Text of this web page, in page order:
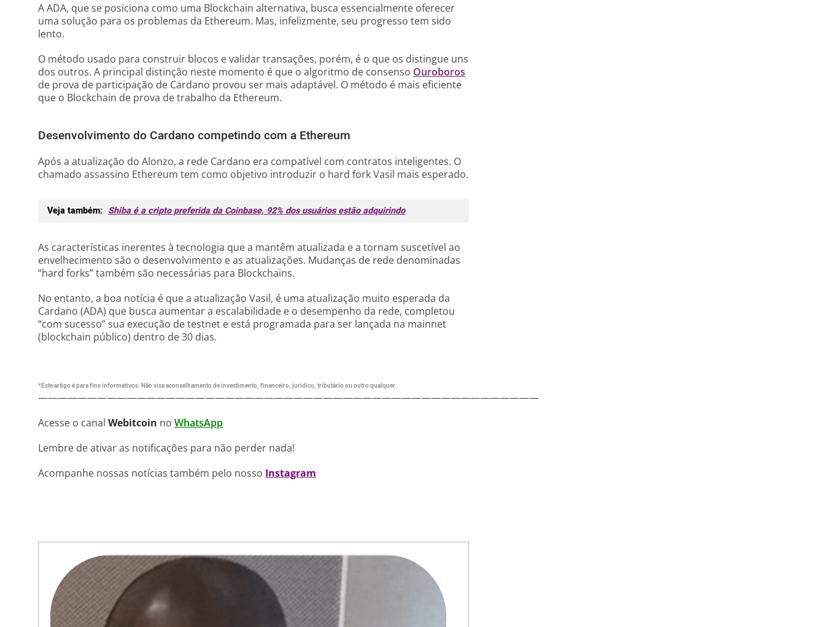
A ADA, que se posiciona como uma Blockchain alternativa, busca essencialmente oferecer
uma solução para os problemas da Ethereum. Mas, infelizmente, seu progresso tem sido
lento.
O método usado para construir blocos e validar transações, porém, é o que os distingue uns
dos outros. A principal distinção neste momento é que o algoritmo de consenso Ouroboros
de prova de participação de Cardano provou ser mais adaptável. O método é mais eficiente
que o Blockchain de prova de trabalho da Ethereum.
Desenvolvimento do Cardano competindo com a Ethereum
Após a atualização do Alonzo, a rede Cardano era compatível com contratos inteligentes. O
chamado assassino Ethereum tem como objetivo introduzir o hard fork Vasil mais esperado.
Veja também: Shiba é a cripto preferida da Coinbase, 92% dos usuários estão adquirindo
As características inerentes à tecnologia que a mantêm atualizada e a tornam suscetível ao
envelhecimento são o desenvolvimento e as atualizações. Mudanças de rede denominadas
“hard forks” também são necessárias para Blockchains.
No entanto, a boa notícia é que a atualização Vasil, é uma atualização muito esperada da
Cardano (ADA) que busca aumentar a escalabilidade e o desempenho da rede, completou
“com sucesso” sua execução de testnet e está programada para ser lançada na mainnet
(blockchain público) dentro de 30 dias.
*Este artigo é para fins informativos. Não visa aconselhamento de investimento, financeiro, jurídico, tributário ou outro qualquer.
———————————————————————————————————————————————————
Acesse o canal Webitcoin no WhatsApp
Lembre de ativar as notificações para não perder nada!
Acompanhe nossas notícias também pelo nosso Instagram